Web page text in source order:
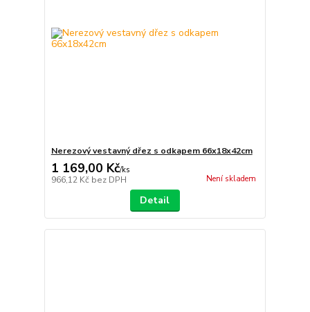
Nerezový vestavný dřez s odkapem 66x18x42cm
1 169,00 Kč/ks
966,12 Kč bez DPH Není skladem
Detail